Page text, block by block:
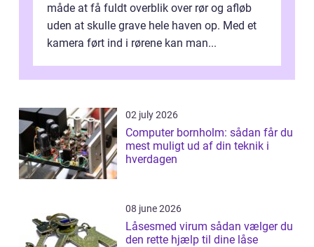
måde at få fuldt overblik over rør og afløb
uden at skulle grave hele haven op. Med et
kamera ført ind i rørene kan man...
02 july 2026
Computer bornholm: sådan får du
mest muligt ud af din teknik i
hverdagen
08 june 2026
Låsesmed virum sådan vælger du
den rette hjælp til dine låse